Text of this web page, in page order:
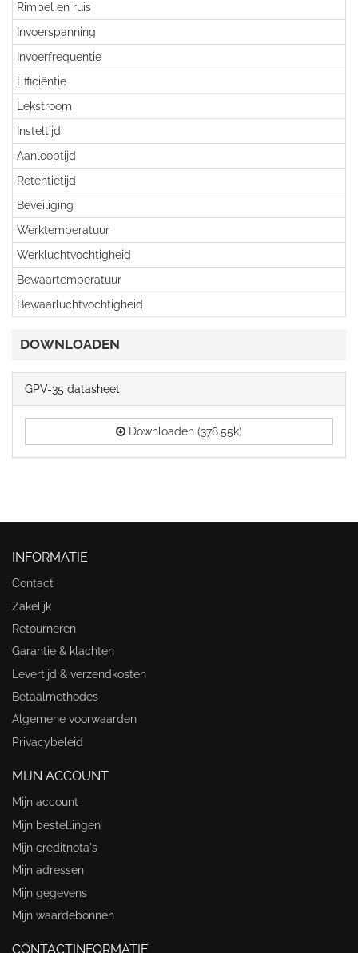
Rimpel en ruis
Invoerspanning
Invoerfrequentie
Efficiëntie
Lekstroom
Insteltijd
Aanlooptijd
Retentietijd
Beveiliging
Werktemperatuur
Werkluchtvochtigheid
Bewaartemperatuur
Bewaarluchtvochtigheid
DOWNLOADEN
GPV-35 datasheet
Downloaden (378.55k)
INFORMATIE
Contact
Zakelijk
Retourneren
Garantie & klachten
Levertijd & verzendkosten
Betaalmethodes
Algemene voorwaarden
Privacybeleid
MIJN ACCOUNT
Mijn account
Mijn bestellingen
Mijn creditnota's
Mijn adressen
Mijn gegevens
Mijn waardebonnen
CONTACTINFORMATIE